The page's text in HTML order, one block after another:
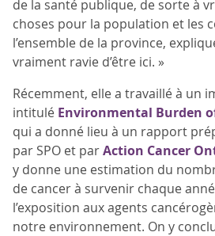
de la santé publique, de sorte à
choses pour la population et les
l’ensemble de la province,
vraiment ravie d’être ici. »
Récemment, elle a travaillé à un
intitulé Environmental Burden
qui a donné lieu à un rapport
par SPO et parAction Cancer
y donne une estimation du
de cancer à survenir chaque
l’exposition aux agents
notre environnement. On y